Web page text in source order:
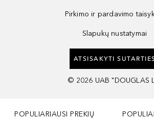
Pirkimo ir pardavimo
Slapukų nustatymai
ATSISAKYTI
© 2026 UAB "DOUGLAS
POPULIARIAUSI PREKIŲ